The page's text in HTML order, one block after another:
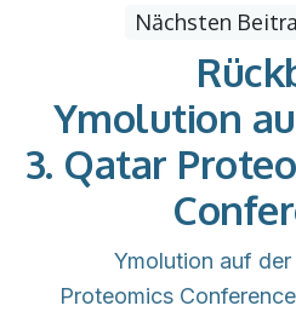
Nächsten
Ymolution
3. Qatar
Ymolution auf
Proteomics